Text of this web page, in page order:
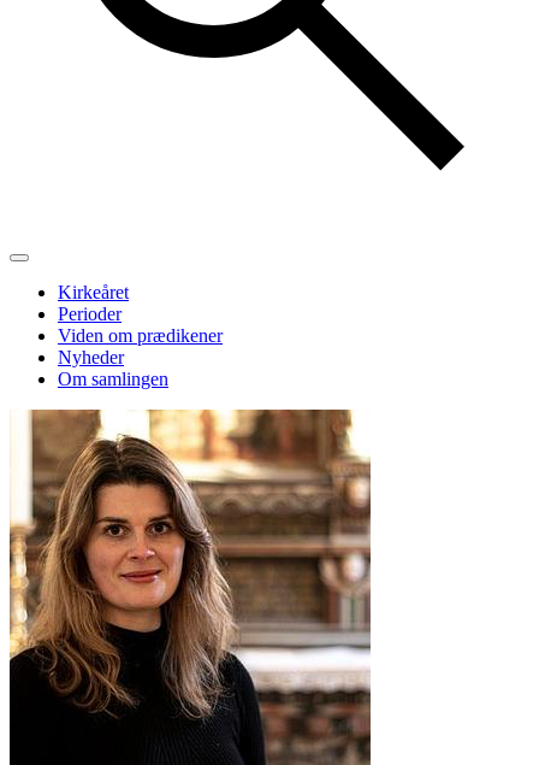
Kirkeåret
Perioder
Viden om prædikener
Nyheder
Om samlingen